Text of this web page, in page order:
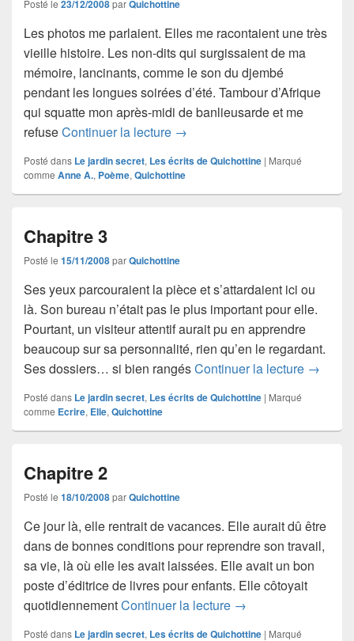
Posté le 23/12/2008parQuichottine
Les photos me parlaient. Elles me racontaient une très
vieille histoire. Les non-dits qui surgissaient de ma
mémoire, lancinants, comme le son du djembé
pendant les longues soirées d’été. Tambour d’Afrique
qui squatte mon après-midi de banlieusarde et me
refuseContinuer la lecture Photographie
→
Posté dans Le jardin secret, Les écrits de Quichottine | Marqué
comme Anne A., Poème, Quichottine
Chapitre 3
Posté le 15/11/2008parQuichottine
Ses yeux parcouraient la pièce et s’attardaient ici ou
là. Son bureau n’était pas le plus important pour elle.
Pourtant, un visiteur attentif aurait pu en apprendre
beaucoup sur sa personnalité, rien qu’en le regardant.
Ses dossiers… si bien rangésContinuer la lecture →
Posté dans Le jardin secret, Les écrits de Quichottine | Marqué
comme Ecrire, Elle, Quichottine
Chapitre 2
Posté le 18/10/2008parQuichottine
Ce jour là, elle rentrait de vacances. Elle aurait dû être
dans de bonnes conditions pour reprendre son travail,
sa vie, là où elle les avait laissées. Elle avait un bon
poste d’éditrice de livres pour enfants. Elle côtoyait
quotidiennementContinuer la lecture Chapitre 2
→
Posté dans Le jardin secret, Les écrits de Quichottine | Marqué